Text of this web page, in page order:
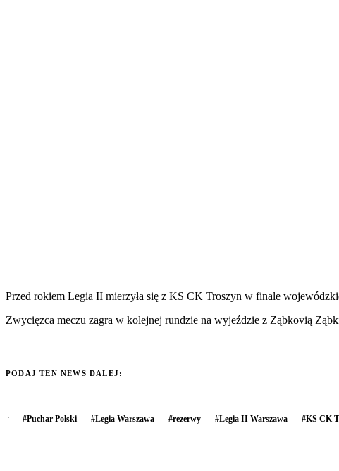
Przed rokiem Legia II mierzyła się z KS CK Troszyn w finale
Zwycięzca meczu zagra w kolejnej rundzie na wyjeździe z Ząbkovią
PODAJ TEN NEWS DALEJ:
#Puchar Polski #Legia Warszawa #rezerwy #Legia II Warszawa #KS CK